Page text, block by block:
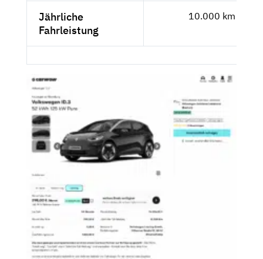
Jährliche
Fahrleistung
10.000 km